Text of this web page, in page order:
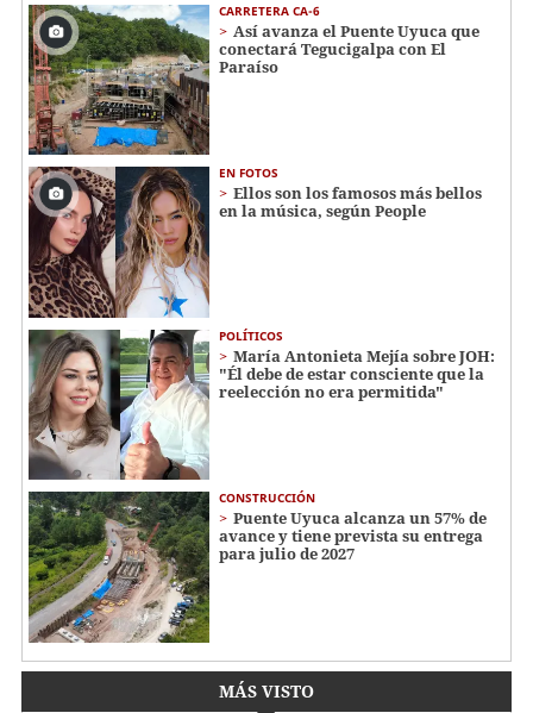
CARRETERA CA-6
Así avanza el Puente Uyuca que
conectará Tegucigalpa con El
Paraíso
EN FOTOS
Ellos son los famosos más bellos
en la música, según People
POLÍTICOS
María Antonieta Mejía sobre JOH:
"Él debe de estar consciente que la
reelección no era permitida"
CONSTRUCCIÓN
Puente Uyuca alcanza un 57% de
avance y tiene prevista su entrega
para julio de 2027
MÁS VISTO